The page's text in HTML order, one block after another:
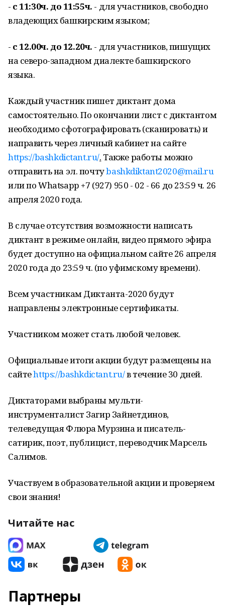
- с 11:30ч. до 11:55ч. - для участников, свободно
владеющих башкирским языком;
- с 12.00ч. до 12.20ч. - для участников, пишущих
на северо-западном диалекте башкирского
языка.
Каждый участник пишет диктант дома
самостоятельно. По окончании лист с диктантом
необходимо сфотографировать (сканировать) и
направить через личный кабинет на сайте
https://bashkdictant.ru/. Также работы можно
отправить на эл. почтуbashkdiktant2020@mail.ru
или по Whatsapp +7 (927) 950 - 02 - 66 до 23:59 ч. 26
апреля 2020 года.
В случае отсутствия возможности написать
диктант в режиме онлайн, видео прямого эфира
будет доступно на официальном сайте 26 апреля
2020 года до 23:59 ч. (по уфимскому времени).
Всем участникам Диктанта-2020 будут
направлены электронные сертификаты.
Участником может стать любой человек.
Официальные итоги акции будут размещены на
сайтеhttps://bashkdictant.ru/в течение 30 дней.
Диктаторами выбраны мульти-
инструменталист Загир Зайнетдинов,
телеведущая Флюра Мурзина и писатель-
сатирик, поэт, публицист, переводчик Марсель
Салимов.
Участвуем в образовательной акции и проверяем
свои знания!
Читайте нас
Партнеры